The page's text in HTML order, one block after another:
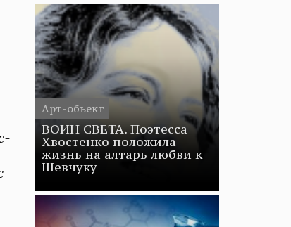
Арт-объект
ВОИН СВЕТА. Поэтесса
Хвостенко положила
жизнь на алтарь любви к
Шевчуку